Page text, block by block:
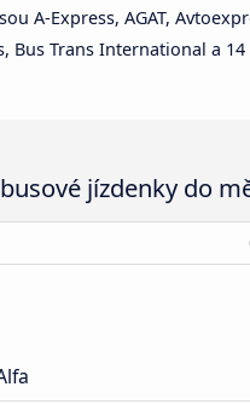
A-Express, AGAT,
Bus Trans International a
jízdenky do